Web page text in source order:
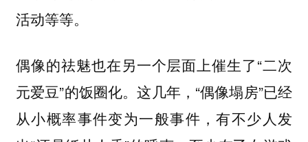
活动等等。
偶像的祛魅也在另一个层面上催生了“二次
元爱豆”的饭圈化。这几年，“偶像塌房”已经
从小概率事件变为一般事件，有不少人发